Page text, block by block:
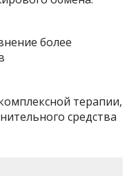
терапии,
средства